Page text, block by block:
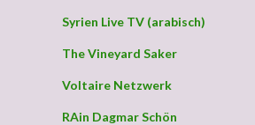
Syrien Live TV (arabisch)
The Vineyard Saker
Voltaire Netzwerk
RAin Dagmar Schön